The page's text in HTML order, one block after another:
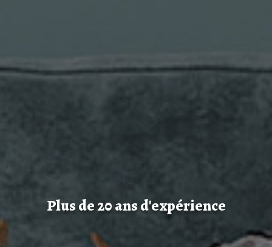
Plus de 20 ans d'expérience